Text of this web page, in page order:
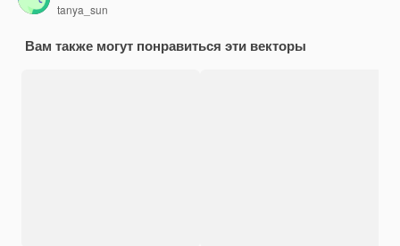
tanya_sun
Вам также могут понравиться эти векторы